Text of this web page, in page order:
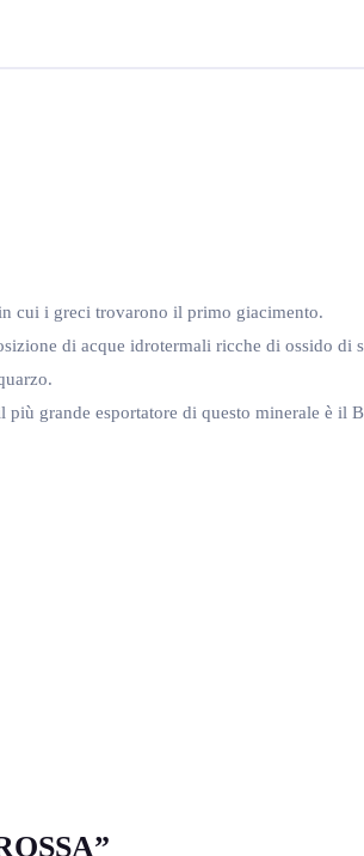
cui i greci trovarono il primo giacimento.
di acque idrotermali ricche di ossido di
grande esportatore di questo minerale è il